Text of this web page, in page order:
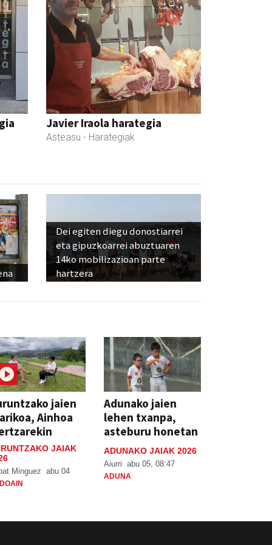
Javier Iraola harategia
Asteasu - Harategiak
Dei egiten diegu donostiarrei
eta gipuzkoarrei abuztuaren
14ko mobilizazioan parte
hartzera
jaien
Ainhoa
JAIAK
Minguez abu 04
Adunako jaien
lehen txanpa,
asteburu honetan
ADUNAKO JAIAK 2026
Aiurri abu 05, 08:47
ADUNA